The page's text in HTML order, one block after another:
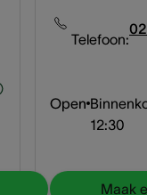
Telefoon:
Open
12:30
Maak